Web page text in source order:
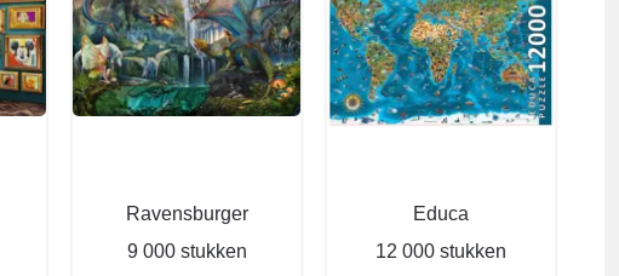
Ravensburger
9 000 stukken
Educa
12 000 stukken